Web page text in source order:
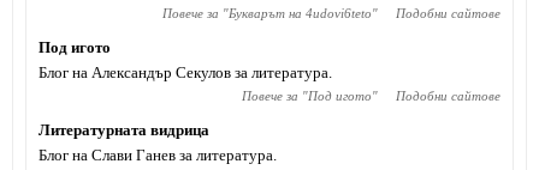
Повече за "Букварът на 4udovi6teto" Подобни сайтове
Под игото
Блог на Александър Секулов за литература.
Повече за "Под игото" Подобни сайтове
Литературната видрица
Блог на Слави Ганев за литература.